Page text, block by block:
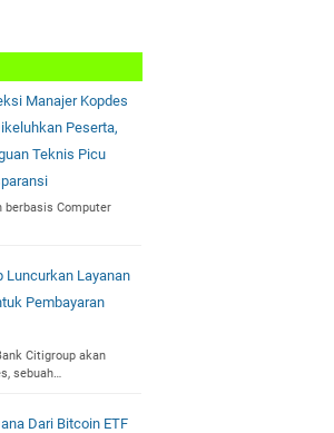
Manajer Kopdes
Peserta,
Teknis Picu
berbasis Computer
Luncurkan Layanan
Pembayaran
Citigroup akan
sebuah…
Dari Bitcoin ETF